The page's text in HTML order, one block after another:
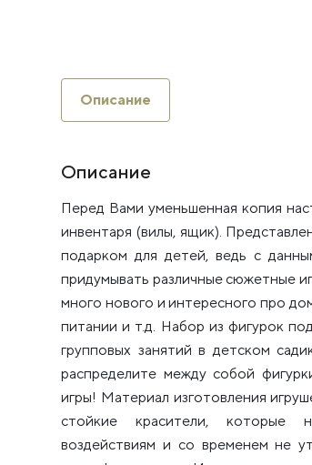
Описание
Описание
Перед Вами уменьшенная копия
инвентаря (вилы, ящик).
подарком для детей, ведь с
придумывать различные сюжетные
много нового и интересного про
питании и т.д. Набор из фигурок
групповых занятий в детском
распределите между собой
игры! Материал изготовления
стойкие красители, которые
воздействиям и со временем не